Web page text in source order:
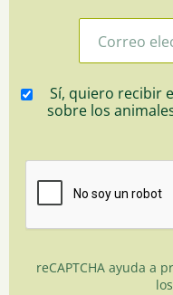
Sí, quiero recibir
sobre los
reCAPTCHA ayuda a